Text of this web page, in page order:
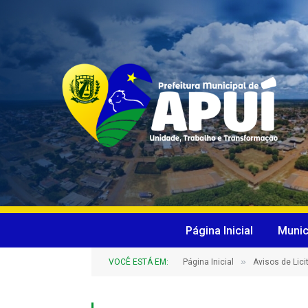
Página Inicial
VOCÊ ESTÁ EM: Página Inicial » Avisos de